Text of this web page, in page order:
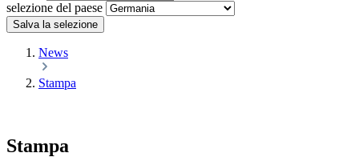
selezione del paese
Salva la selezione
News
Stampa
Stampa